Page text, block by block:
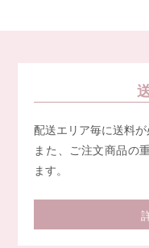
配送エリア毎に送料が
また、ご注文商品の
ます。